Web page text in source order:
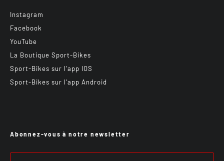
Instagram
Facebook
YouTube
La Boutique Sport-Bikes
Sport-Bikes sur l’app IOS
Sport-Bikes sur l’app Android
Abonnez-vous à notre newsletter